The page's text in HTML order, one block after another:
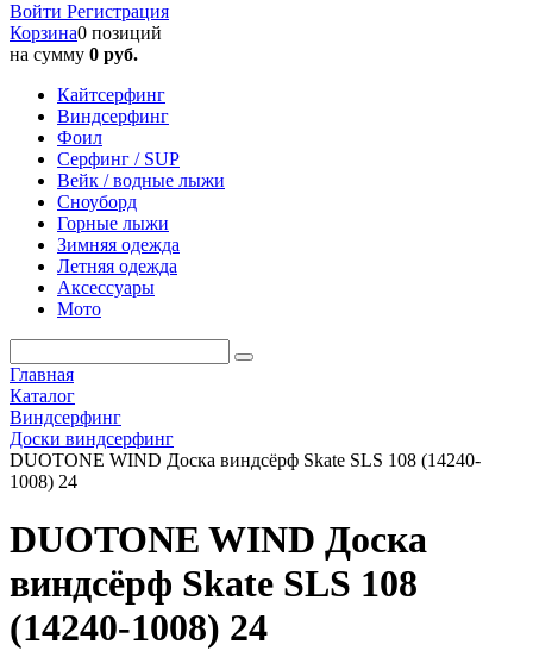
Войти Регистрация
Корзина0 позиций
на сумму 0 руб.
Кайтсерфинг
Виндсерфинг
Фоил
Серфинг / SUP
Вейк / водные лыжи
Сноуборд
Горные лыжи
Зимняя одежда
Летняя одежда
Аксессуары
Мото
Главная
Каталог
Виндсерфинг
Доски виндсерфинг
DUOTONE WIND Доска виндсёрф Skate SLS 108 (14240-
1008) 24
DUOTONE WIND Доска
виндсёрф Skate SLS 108
(14240-1008) 24